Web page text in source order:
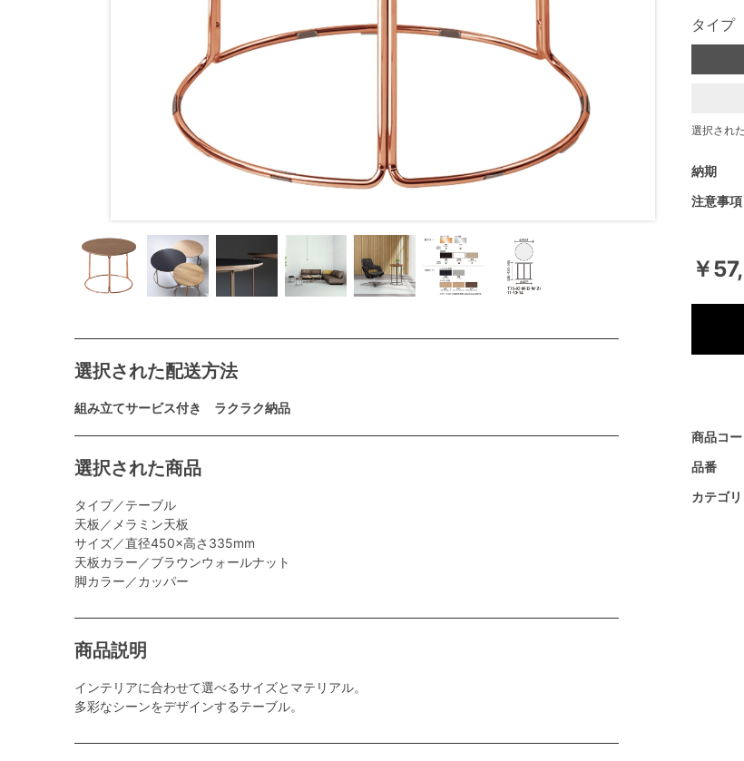
選択された配送方法
組み立てサービス付き ラクラク納品
選択された商品
タイプ／テーブル
天板／メラミン天板
サイズ／直径450×高さ335mm
天板カラー／ブラウンウォールナット
脚カラー／カッパー
商品説明
インテリアに合わせて選べるサイズとマテリアル。
多彩なシーンをデザインするテーブル。
￥
商品コー
品番
カテゴリ
注意事項
納期
タイプ
選択され